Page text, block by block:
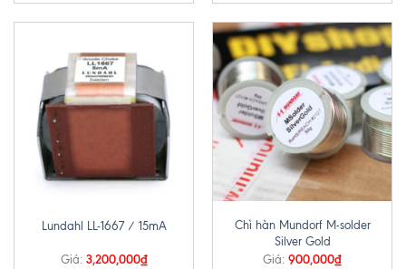
Lundahl LL-1667 / 15mA
Giá: 3,200,000₫
Chì hàn Mundorf M-solder
Silver Gold
Giá: 900,000₫